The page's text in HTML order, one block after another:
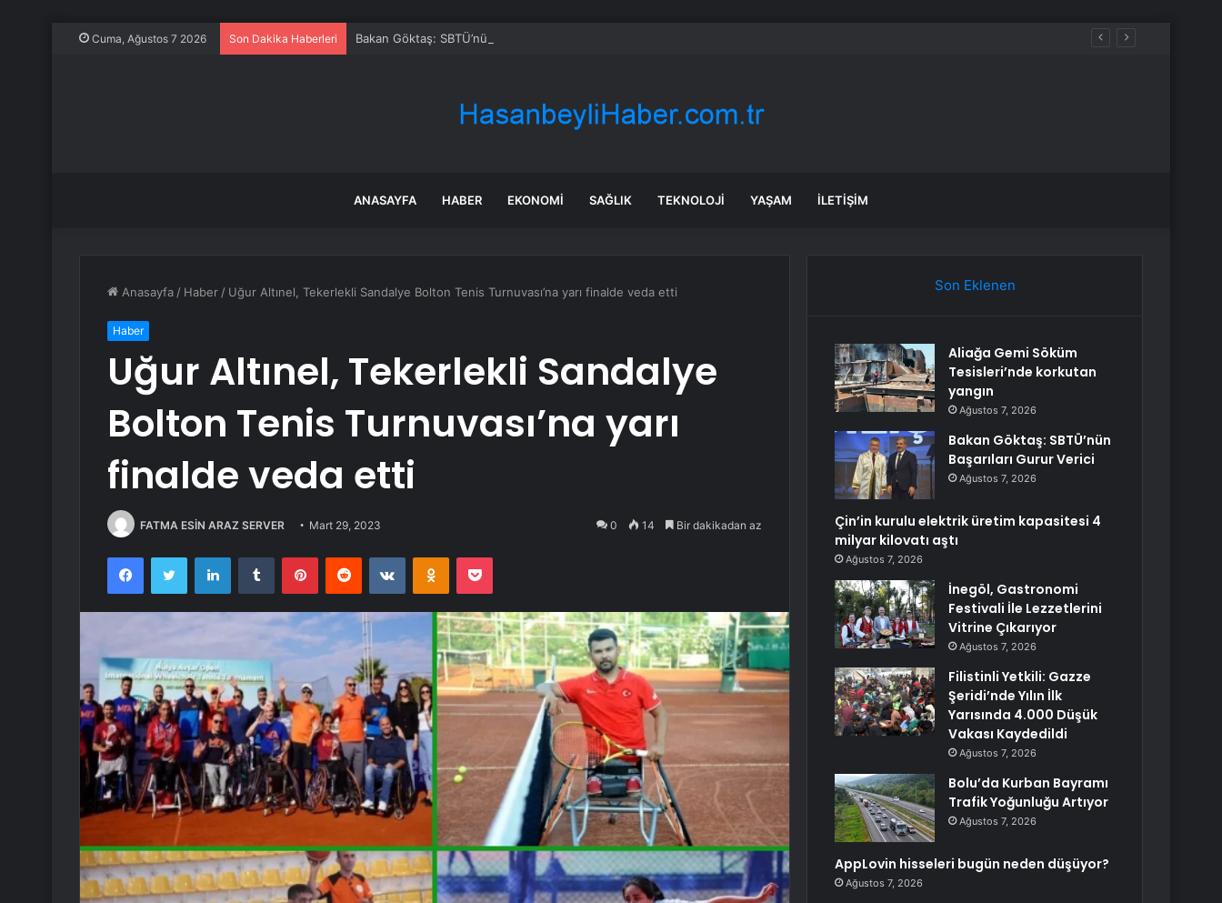
Cuma, Ağustos 7 2026 Son Dakika Haberleri Bakan Göktaş: SBTÜ’nün Başarıları Gurur Verici
ANASAYFA HABER EKONOMI SAĞLIK TEKNOLOJI YAŞAM İLETIŞIM
Anasayfa / Haber / Uğur Altınel, Tekerlekli Sandalye Bolton Tenis Turnuvası’na yarı finalde veda etti
Haber
Uğur Altınel, Tekerlekli Sandalye
Bolton Tenis Turnuvası’na yarı
finalde veda etti
FATMA ESİN ARAZ SERVER Mart 29, 2023 0 14 Bir dakikadan az
FacebookTwitter LinkedInTumblr PinterestReddit VKontakteOdnoklassniki
Pocket
Son Eklenen
Aliağa Gemi Söküm
Tesisleri’nde korkutan
yangın
Ağustos 7, 2026
Bakan Göktaş: SBTÜ’nün
Başarıları Gurur Verici
Ağustos 7, 2026
Çin’in kurulu elektrik üretim kapasitesi 4
milyar kilovatı aştı
Ağustos 7, 2026
İnegöl, Gastronomi
Festivali İle Lezzetlerini
Vitrine Çıkarıyor
Ağustos 7, 2026
Filistinli Yetkili: Gazze
Şeridi’nde Yılın İlk
Yarısında 4.000 Düşük
Vakası Kaydedildi
Ağustos 7, 2026
Bolu’da Kurban Bayramı
Trafik Yoğunluğu Artıyor
Ağustos 7, 2026
AppLovin hisseleri bugün neden düşüyor?
Ağustos 7, 2026